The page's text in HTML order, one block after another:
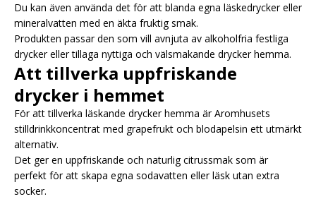
Du kan även använda det för att blanda egna läskedrycker eller
mineralvatten med en äkta fruktig smak.
Produkten passar den som vill avnjuta av alkoholfria festliga
drycker eller tillaga nyttiga och välsmakande drycker hemma.
Att tillverka uppfriskande
drycker i hemmet
För att tillverka läskande drycker hemma är Aromhusets
stilldrinkkoncentrat med grapefrukt och blodapelsin ett utmärkt
alternativ.
Det ger en uppfriskande och naturlig citrussmak som är
perfekt för att skapa egna sodavatten eller läsk utan extra
socker.